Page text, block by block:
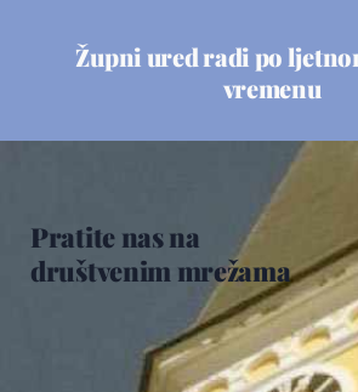
Župni ured radi po
vremenu
Pratite nas na
društvenim mrežama